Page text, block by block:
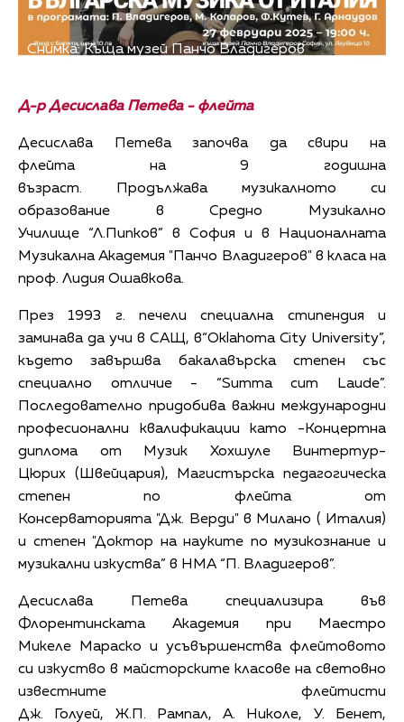
Снимка: Къща музей Панчо Владигеров
Д-рДесислава Петева -флейта
Десислава Петева започва да свири на
флейта на 9 годишна
възраст. Продължава музикалното си
образование в Средно Музикално
Училище “Л.Пипков” в София и в Националната
Музикална Академия "Панчо Владигеров" в класа на
проф. Лидия Ошавкова.
През 1993 г. печели специална стипендия и
заминава да учи в САЩ, в“Oklahoma City University”,
където завършва бакалавърска степен със
специално отличие - “Summa cum Laude”.
Последователно придобива важни международни
професионални квалификации като -Концертна
диплома от Музик Хохшуле Винтертур-
Цюрих (Швейцария), Магистърска педагогическа
степен по флейта от
Консерваторията "Дж. Верди" в Милано ( Италия)
и степен "Доктор на науките по музикознание и
музикални изкуства” в НМА “П. Владигеров”.
Десислава Петева специализира във
Флорентинската Академия при Маестро
Mикеле Maраскo и усъвършенства флейтовото
си изкуство в майсторските класове на световно
известните флейтисти
Дж. Голуей, Ж.П. Рампал, А. Николе, У. Бенет,